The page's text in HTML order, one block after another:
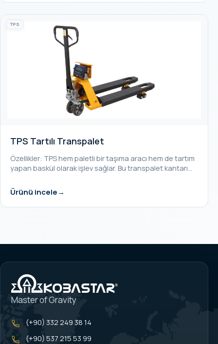
TPS
TPS Tartılı Transpalet
Özellikler: TPS hem paletli bir taşıma aracı hem de tartım
yapan baskül olarak işlev sağlar. Bu transpalet kantarı…
Ürünü incele
Master of Gravity
(+90) 332 249 38 14
(+90) 537 215 53 99